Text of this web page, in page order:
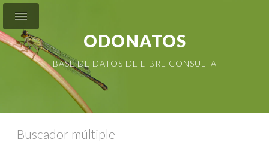
ODONATOS
BASE DE DATOS DE LIBRE CONSULTA
Buscador múltiple